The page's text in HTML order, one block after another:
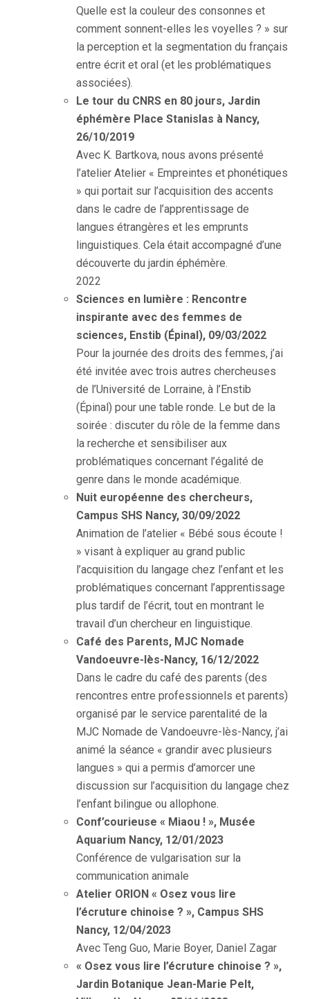
Quelle est la couleur des consonnes et
comment sonnent-elles les voyelles ? » sur
la perception et la segmentation du français
entre écrit et oral (et les problématiques
associées).
Le tour du CNRS en 80 jours, Jardin
éphémère Place Stanislas à Nancy,
26/10/2019
Avec K. Bartkova, nous avons présenté
l’atelier Atelier « Empreintes et phonétiques
» qui portait sur l’acquisition des accents
dans le cadre de l’apprentissage de
langues étrangères et les emprunts
linguistiques. Cela était accompagné d’une
découverte du jardin éphémère.
2022
Sciences en lumière : Rencontre
inspirante avec des femmes de
sciences, Enstib (Épinal), 09/03/2022
Pour la journée des droits des femmes, j’ai
été invitée avec trois autres chercheuses
de l’Université de Lorraine, à l’Enstib
(Épinal) pour une table ronde. Le but de la
soirée : discuter du rôle de la femme dans
la recherche et sensibiliser aux
problématiques concernant l’égalité de
genre dans le monde académique.
Nuit européenne des chercheurs,
Campus SHS Nancy, 30/09/2022
Animation de l’atelier « Bébé sous écoute !
» visant à expliquer au grand public
l’acquisition du langage chez l’enfant et les
problématiques concernant l’apprentissage
plus tardif de l’écrit, tout en montrant le
travail d’un chercheur en linguistique.
Café des Parents, MJC Nomade
Vandoeuvre-lès-Nancy, 16/12/2022
Dans le cadre du café des parents (des
rencontres entre professionnels et parents)
organisé par le service parentalité de la
MJC Nomade de Vandoeuvre-lès-Nancy, j’ai
animé la séance « grandir avec plusieurs
langues » qui a permis d’amorcer une
discussion sur l’acquisition du langage chez
l’enfant bilingue ou allophone.
Conf’courieuse « Miaou ! », Musée
Aquarium Nancy, 12/01/2023
Conférence de vulgarisation sur la
communication animale
Atelier ORION « Osez vous lire
l’écruture chinoise ? », Campus SHS
Nancy, 12/04/2023
Avec Teng Guo, Marie Boyer, Daniel Zagar
« Osez vous lire l’écruture chinoise ? »,
Jardin Botanique Jean-Marie Pelt,